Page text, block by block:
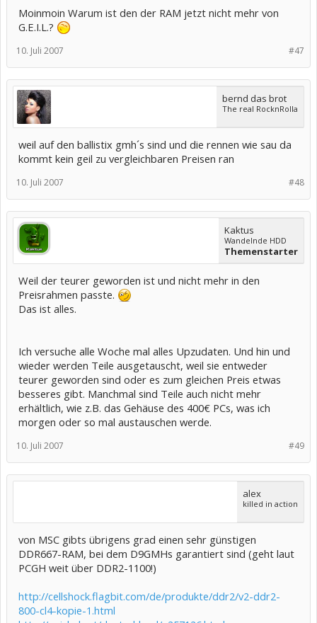
Moinmoin Warum ist den der RAM jetzt nicht mehr von
G.E.I.L.?
#47
10. Juli 2007
bernd das brot
The real RocknRolla
weil auf den ballistix gmh´s sind und die rennen wie sau da
kommt kein geil zu vergleichbaren Preisen ran
#48
10. Juli 2007
Kaktus
Wandelnde HDD
Themenstarter
Weil der teurer geworden ist und nicht mehr in den
Preisrahmen passte.
Das ist alles.
Ich versuche alle Woche mal alles Upzudaten. Und hin und
wieder werden Teile ausgetauscht, weil sie entweder
teurer geworden sind oder es zum gleichen Preis etwas
besseres gibt. Manchmal sind Teile auch nicht mehr
erhältlich, wie z.B. das Gehäuse des 400€ PCs, was ich
morgen oder so mal austauschen werde.
#49
10. Juli 2007
alex
killed in action
von MSC gibts übrigens grad einen sehr günstigen
DDR667-RAM, bei dem D9GMHs garantiert sind (geht laut
PCGH weit über DDR2-1100!)
http://cellshock.flagbit.com/de/produkte/ddr2/v2-ddr2-
800-cl4-kopie-1.html